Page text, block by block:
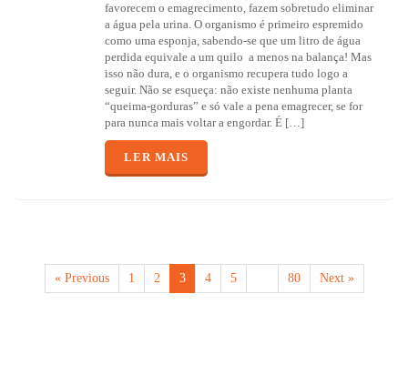
favorecem o emagrecimento, fazem sobretudo eliminar
a água pela urina. O organismo é primeiro espremido
como uma esponja, sabendo-se que um litro de água
perdida equivale a um quilo a menos na balança! Mas
isso não dura, e o organismo recupera tudo logo a
seguir. Não se esqueça: não existe nenhuma planta
“queima-gorduras” e só vale a pena emagrecer, se for
para nunca mais voltar a engordar. É […]
LER MAIS
« Previous 1 2 3 4 5 80 Next »